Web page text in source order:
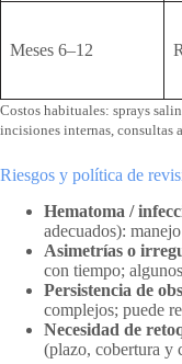
Meses 6–12
Costos habituales: sprays
incisiones internas, consultas
Riesgos y política de
Hematoma /
adecuados):
Asimetrías o
con tiempo;
Persistencia de
complejos; puede
Necesidad de
(plazo, cobertura y